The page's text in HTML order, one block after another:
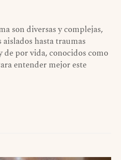
son diversas y complejas,
hasta traumas
por vida, conocidos como
entender mejor este